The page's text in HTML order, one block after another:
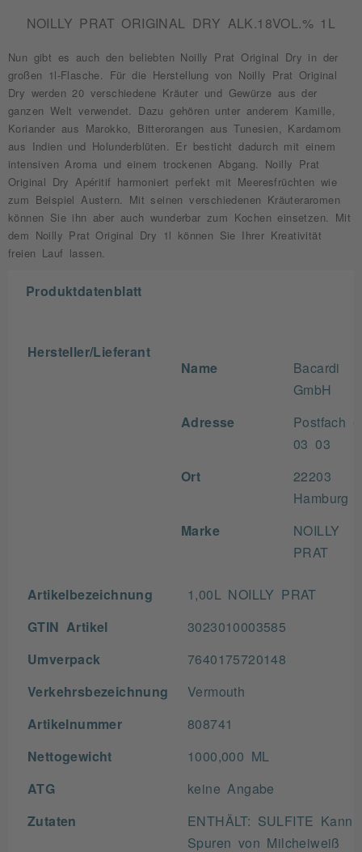
NOILLY PRAT ORIGINAL DRY ALK.18VOL.% 1L
Nun gibt es auch den beliebten Noilly Prat Original Dry in der
großen 1l-Flasche. Für die Herstellung von Noilly Prat Original
Dry werden 20 verschiedene Kräuter und Gewürze aus der
ganzen Welt verwendet. Dazu gehören unter anderem Kamille,
Koriander aus Marokko, Bitterorangen aus Tunesien, Kardamom
aus Indien und Holunderblüten. Er besticht dadurch mit einem
intensiven Aroma und einem trockenen Abgang. Noilly Prat
Original Dry Apéritif harmoniert perfekt mit Meeresfrüchten wie
zum Beispiel Austern. Mit seinen verschiedenen Kräuteraromen
können Sie ihn aber auch wunderbar zum Kochen einsetzen. Mit
dem Noilly Prat Original Dry 1l können Sie Ihrer Kreativität
freien Lauf lassen.
Produktdatenblatt
Hersteller/Lieferant
Name
Bacardi
GmbH
Adresse
Postfach
03 03
Ort
22203
Hamburg
Marke
NOILLY
PRAT
Artikelbezeichnung 1,00L NOILLY PRAT
GTIN Artikel 3023010003585
Umverpack 7640175720148
Verkehrsbezeichnung Vermouth
Artikelnummer 808741
Nettogewicht 1000,000 ML
ATG keine Angabe
Zutaten
ENTHÄLT: SULFITE Kann
Spuren von Milcheiweiß